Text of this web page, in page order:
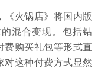
《火锅店》将国内版
混合变现。包括钻
费购买礼包等形式直
对这种付费方式显然